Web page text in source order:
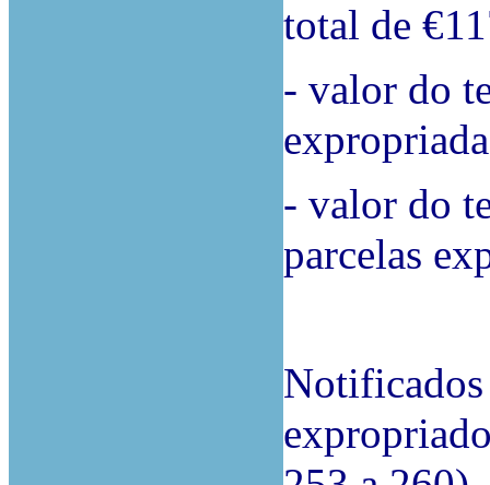
total de
- valor do
- valor do
parcelas